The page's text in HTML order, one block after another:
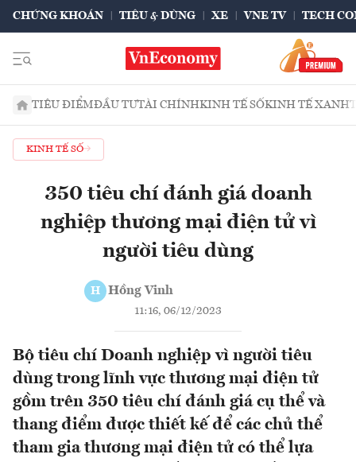
CHỨNG KHOÁN TIÊU & DÙNG XE VNE TV TECH
TIÊU ĐIỂMĐẦU TƯTÀI CHÍNHKINH TẾ SỐKINH TẾ XANH
KINH TẾ SỐ
350 tiêu chí đánh giá doanh
nghiệp thương mại điện tử vì
người tiêu dùng
H Hồng Vinh
11:16, 06/12/2023
Bộ tiêu chí Doanh nghiệp vì người tiêu
dùng trong lĩnh vực thương mại điện tử
gồm trên 350 tiêu chí đánh giá cụ thể và
thang điểm được thiết kế để các chủ thể
tham gia thương mại điện tử có thể lựa